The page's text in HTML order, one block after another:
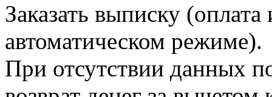
Заказать выписку
автоматическом режиме).
При отсутствии данных